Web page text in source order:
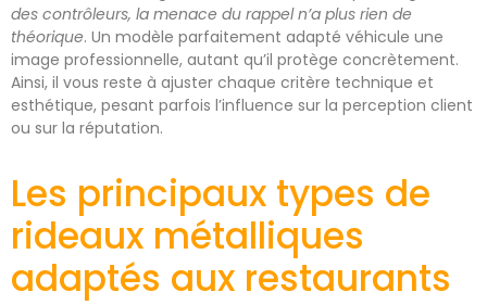
des contrôleurs, la menace du rappel n’a plus rien de
théorique. Un modèle parfaitement adapté véhicule une
image professionnelle, autant qu’il protège concrètement.
Ainsi, il vous reste à ajuster chaque critère technique et
esthétique, pesant parfois l’influence sur la perception client
ou sur la réputation.
Les principaux types de
rideaux métalliques
adaptés aux restaurants